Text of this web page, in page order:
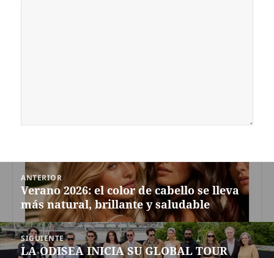
Navegación
entradas
ANTERIOR
Entrada
anterior:
Verano 2026: el color de cabello se lleva
más natural, brillante y saludable
SIGUIENTE
Siguiente
LA ODISEA INICIA SU GLOBAL TOUR